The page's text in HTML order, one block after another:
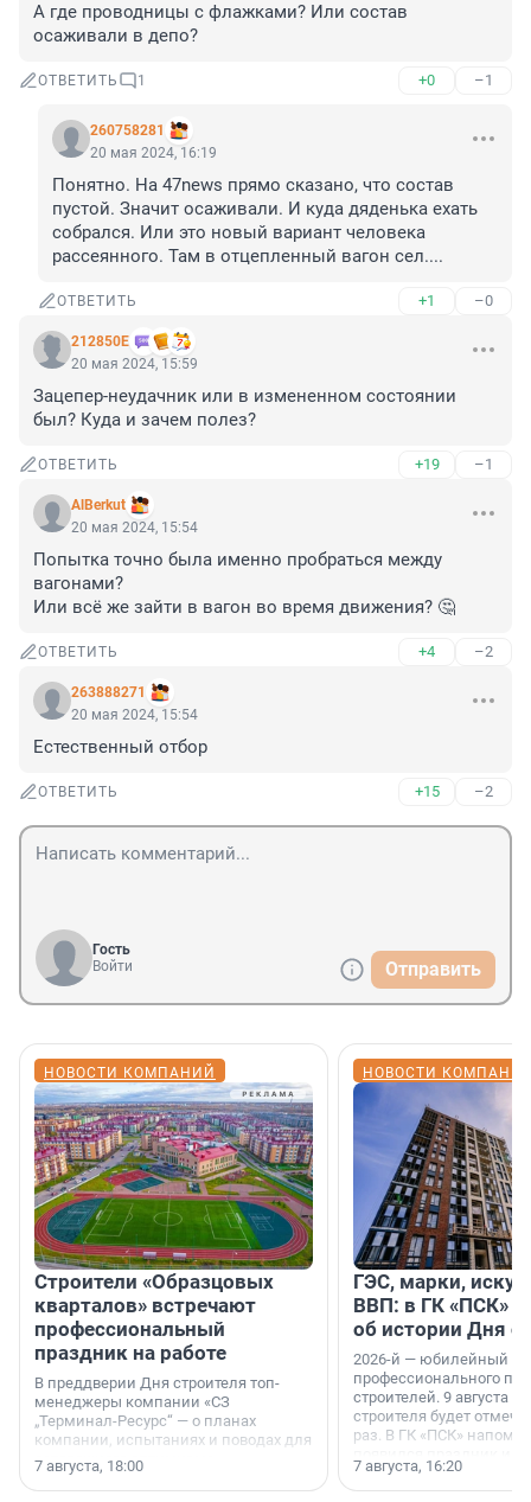
А где проводницы с флажками? Или состав
осаживали в депо?
ОТВЕТИТЬ 1 +0 –1
260758281
20 мая 2024, 16:19
Понятно. На 47news прямо сказано, что состав
пустой. Значит осаживали. И куда дяденька ехать
собрался. Или это новый вариант человека
рассеянного. Там в отцепленный вагон сел....
ОТВЕТИТЬ +1 –0
212850Е
20 мая 2024, 15:59
Зацепер-неудачник или в измененном состоянии
был? Куда и зачем полез?
ОТВЕТИТЬ +19 –1
AlBerkut
20 мая 2024, 15:54
Попытка точно была именно пробраться между
вагонами?
Или всё же зайти в вагон во время движения? 🤔
ОТВЕТИТЬ +4 –2
263888271
20 мая 2024, 15:54
Естественный отбор
ОТВЕТИТЬ +15 –2
Гость
Войти
Отправить
НОВОСТИ КОМПАНИЙ
Строители «Образцовых
кварталов» встречают
профессиональный
праздник на работе
В преддверии Дня строителя топ-
менеджеры компании «СЗ
„Терминал-Ресурс“ — о планах
компании, испытаниях и поводах для
осторожного оптимизма.
7 августа, 18:00
НОВОСТИ
ГЭС, марки,
ВВП: в ГК «ПСК»
об истории Дня
2026-й — юбилейный
профессионального
строителей. 9 августа
строителя будет
раз. В ГК «ПСК»
поменялась роль
7 августа, 16:20